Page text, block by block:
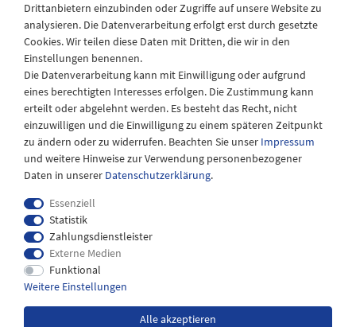
Montag - Freitag
08:30 - 12:30 und 13.00 - 17.30 Uhr
Samstags
08:30 bis 12:30 Uhr
Impressum
Widerrufs­recht
Drittanbietern einzubinden oder Zugriffe auf unsere Website zu
analysieren. Die Datenverarbeitung erfolgt erst durch gesetzte
Cookies. Wir teilen diese Daten mit Dritten, die wir in den
Einstellungen benennen.
Die Datenverarbeitung kann mit Einwilligung oder aufgrund
eines berechtigten Interesses erfolgen. Die Zustimmung kann
erteilt oder abgelehnt werden. Es besteht das Recht, nicht
einzuwilligen und die Einwilligung zu einem späteren Zeitpunkt
zu ändern oder zu widerrufen. Beachten Sie unser Impressum
und weitere Hinweise zur Verwendung personenbezogener
Daten in unserer Daten­schutz­erklärung.
Essenziell
Statistik
Zahlungsdienstleister
Externe Medien
Funktional
Weitere Einstellungen
Alle akzeptieren